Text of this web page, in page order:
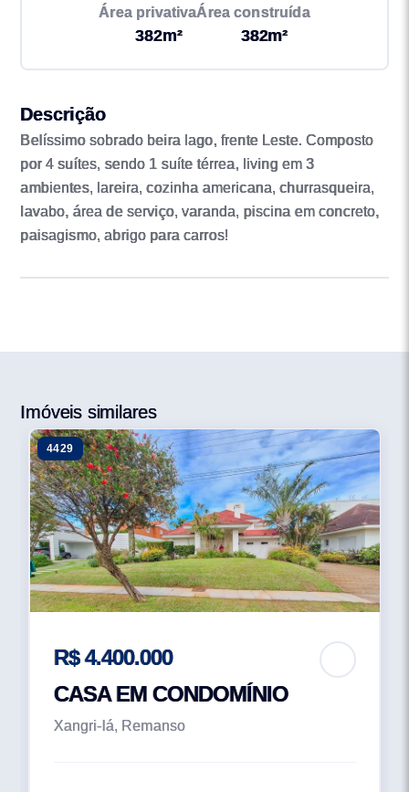
Área privativa
382m²
Área construída
382m²
Descrição
Belíssimo sobrado beira lago, frente Leste. Composto
por 4 suítes, sendo 1 suíte térrea, living em 3
ambientes, lareira, cozinha americana, churrasqueira,
lavabo, área de serviço, varanda, piscina em concreto,
paisagismo, abrigo para carros!
Imóveis similares
4429
R$ 4.400.000
CASA EM CONDOMÍNIO
Xangri-lá, Remanso